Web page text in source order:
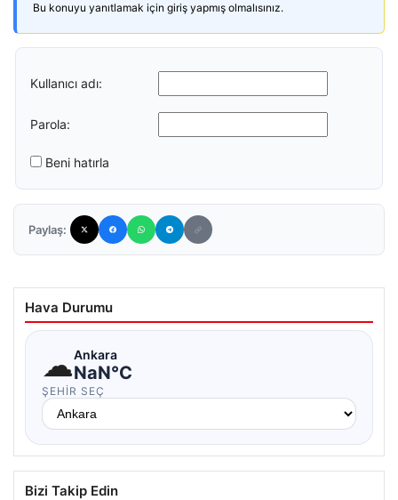
Bu konuyu yanıtlamak için giriş yapmış olmalısınız.
Kullanıcı adı:
Parola:
Beni hatırla
Paylaş:
Hava Durumu
☁Ankara
NaN°C
ŞEHIR SEÇ
Bizi Takip Edin